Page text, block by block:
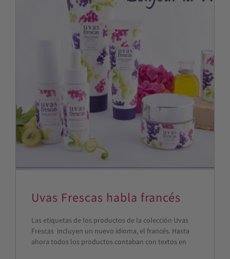
Uvas Frescas habla francés
Las etiquetas de los productos de la colección Uvas
Frescas incluyen un nuevo idioma, el francés. Hasta
ahora todos los productos contaban con textos en